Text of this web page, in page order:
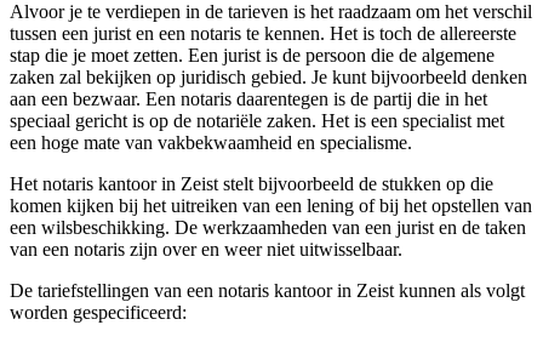
Alvoor je te verdiepen in de tarieven is het raadzaam om het verschil
tussen een jurist en een notaris te kennen. Het is toch de allereerste
stap die je moet zetten. Een jurist is de persoon die de algemene
zaken zal bekijken op juridisch gebied. Je kunt bijvoorbeeld denken
aan een bezwaar. Een notaris daarentegen is de partij die in het
speciaal gericht is op de notariële zaken. Het is een specialist met
een hoge mate van vakbekwaamheid en specialisme.
Het notaris kantoor in Zeist stelt bijvoorbeeld de stukken op die
komen kijken bij het uitreiken van een lening of bij het opstellen van
een wilsbeschikking. De werkzaamheden van een jurist en de taken
van een notaris zijn over en weer niet uitwisselbaar.
De tariefstellingen van een notaris kantoor in Zeist kunnen als volgt
worden gespecificeerd: